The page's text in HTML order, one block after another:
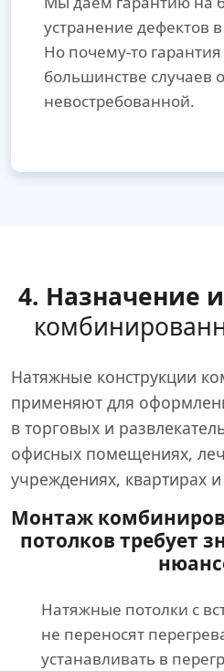
устранение дефектов
Но почему-то
большинстве случаев
невостребованной.
4. Назначение
Натяжные конструкции
применяют для
в торговых и
офисных помещениях,
учреждениях, квартирах и
Монтаж
потолков требует
Натяжные потолки с
не переносят
устанавливать в